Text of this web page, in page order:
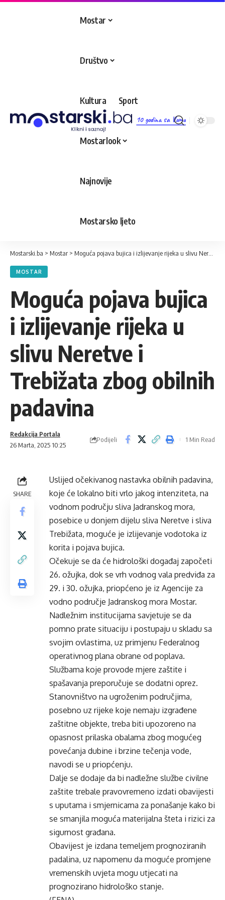
10 godina sa Vama
Mostar
Društvo
Kultura Sport
Mostarlook
Najnovije
Mostarsko ljeto
Mostarski.ba > Mostar > Moguća pojava bujica i izlijevanje rijeka u slivu Neretve i Trebižata zbog obilnih padavina
MOSTAR
Moguća pojava bujica
i izlijevanje rijeka u
slivu Neretve i
Trebižata zbog obilnih
padavina
26 Marta, 2025 10:25
Redakcija Portala
Podijeli 1 Min Read
SHARE
Uslijed očekivanog nastavka obilnih padavina,
koje će lokalno biti vrlo jakog intenziteta, na
vodnom području sliva Jadranskog mora,
posebice u donjem dijelu sliva Neretve i sliva
Trebižata, moguće je izlijevanje vodotoka iz
korita i pojava bujica.
Očekuje se da će hidrološki događaj započeti
26. ožujka, dok se vrh vodnog vala predviđa za
29. i 30. ožujka, priopćeno je iz Agencije za
vodno područje Jadranskog mora Mostar.
Nadležnim institucijama savjetuje se da
pomno prate situaciju i postupaju u skladu sa
svojim ovlastima, uz primjenu Federalnog
operativnog plana obrane od poplava.
Službama koje provode mjere zaštite i
spašavanja preporučuje se dodatni oprez.
Stanovništvo na ugroženim područjima,
posebno uz rijeke koje nemaju izgrađene
zaštitne objekte, treba biti upozoreno na
opasnost prilaska obalama zbog mogućeg
povećanja dubine i brzine tečenja vode,
navodi se u priopćenju.
Dalje se dodaje da bi nadležne službe civilne
zaštite trebale pravovremeno izdati obavijesti
s uputama i smjernicama za ponašanje kako bi
se smanjila moguća materijalna šteta i rizici za
sigurnost građana.
Obavijest je izdana temeljem prognoziranih
padalina, uz napomenu da moguće promjene
vremenskih uvjeta mogu utjecati na
prognozirano hidrološko stanje.